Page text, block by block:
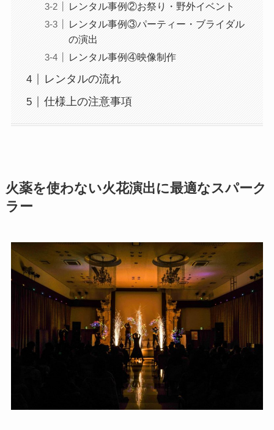
レンタル事例②お祭り・野外イベント
レンタル事例③パーティー・ブライダル
の演出
レンタル事例④映像制作
レンタルの流れ
仕様上の注意事項
火薬を使わない火花演出に最適なスパーク
ラー